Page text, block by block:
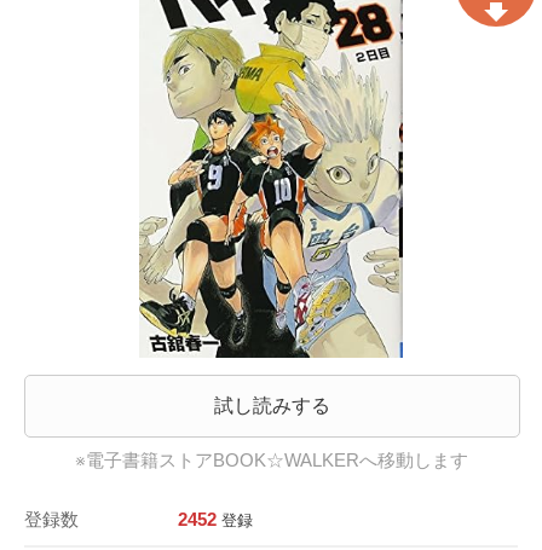
試し読みする
※電子書籍ストアBOOK☆WALKERへ移動します
登録数 2452 登録